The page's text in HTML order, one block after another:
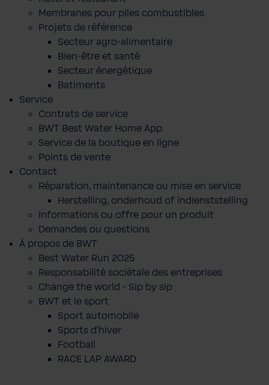
Membranes pour piles combustibles
Projets de référence
Secteur agro-alimentaire
Bien-être et santé
Secteur énergétique
Batiments
Service
Contrats de service
BWT Best Water Home App
Service de la boutique en ligne
Points de vente
Contact
Réparation, maintenance ou mise en service
Herstelling, onderhoud of indienststelling
Informations ou offre pour un produit
Demandes ou questions
À propos de BWT
Best Water Run 2025
Responsabilité sociétale des entreprises
Change the world - Sip by sip
BWT et le sport
Sport automobile
Sports d'hiver
Football
RACE LAP AWARD